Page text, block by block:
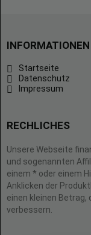
INFORMATIONEN
Startseite
Datenschutz
Impressum
RECHLICHES
Unsere Webseite
und sogenannten
einem * oder einem
Anklicken der
einen kleinen
verbessern.